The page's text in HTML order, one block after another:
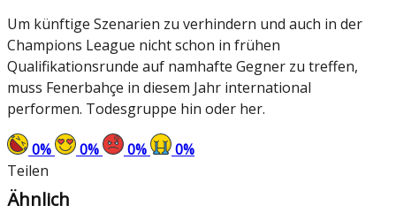
Um künftige Szenarien zu verhindern und auch in der
Champions League nicht schon in frühen
Qualifikationsrunde auf namhafte Gegner zu treffen,
muss Fenerbahçe in diesem Jahr international
performen. Todesgruppe hin oder her.
0% 0% 0% 0%
Teilen
Ähnlich